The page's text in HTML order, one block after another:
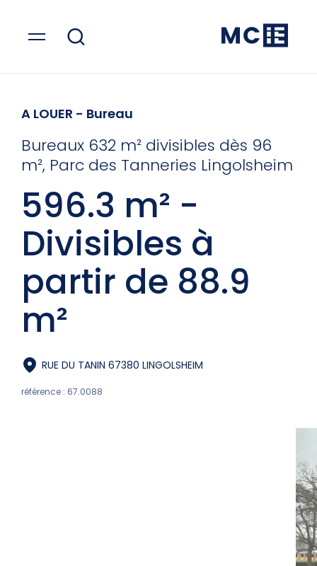
A LOUER - Bureau
Bureaux 632 m² divisibles dès 96
m², Parc des Tanneries Lingolsheim
596.3 m² -
Divisibles à
partir de 88.9
m²
RUE DU TANIN 67380 LINGOLSHEIM
référence : 67.0088